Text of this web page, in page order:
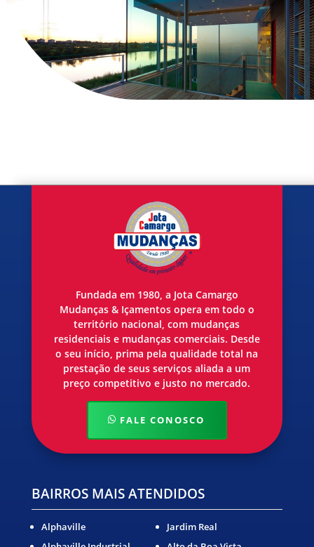
Fundada em 1980, a Jota Camargo
Mudanças & Içamentos opera em todo o
território nacional, com mudanças
residenciais e mudanças comerciais. Desde
o seu início, prima pela qualidade total na
prestação de seus serviços aliada a um
preço competitivo e justo no mercado.
FALE CONOSCO
BAIRROS MAIS ATENDIDOS
Alphaville
Jardim Real